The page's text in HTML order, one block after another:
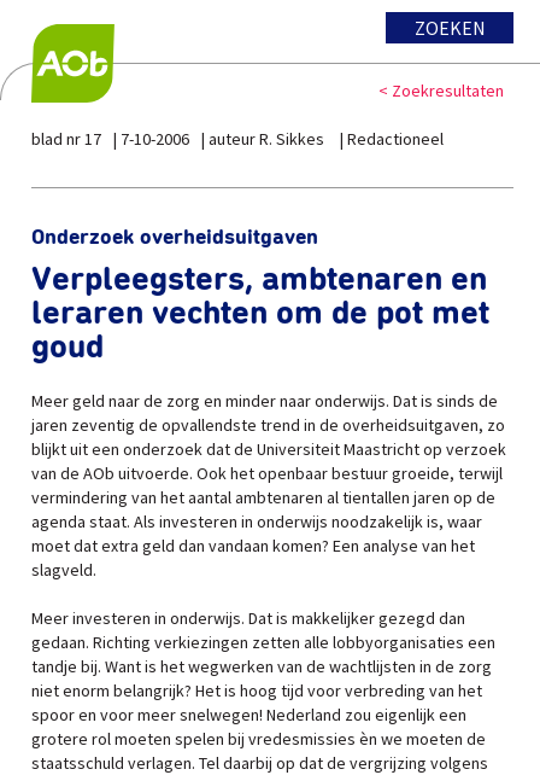
ZOEKEN
< Zoekresultaten
blad nr 17 7-10-2006 auteur R. Sikkes Redactioneel
Onderzoek overheidsuitgaven
Verpleegsters, ambtenaren en
leraren vechten om de pot met
goud
Meer geld naar de zorg en minder naar onderwijs. Dat is sinds de
jaren zeventig de opvallendste trend in de overheidsuitgaven, zo
blijkt uit een onderzoek dat de Universiteit Maastricht op verzoek
van de AOb uitvoerde. Ook het openbaar bestuur groeide, terwijl
vermindering van het aantal ambtenaren al tientallen jaren op de
agenda staat. Als investeren in onderwijs noodzakelijk is, waar
moet dat extra geld dan vandaan komen? Een analyse van het
slagveld.
Meer investeren in onderwijs. Dat is makkelijker gezegd dan
gedaan. Richting verkiezingen zetten alle lobbyorganisaties een
tandje bij. Want is het wegwerken van de wachtlijsten in de zorg
niet enorm belangrijk? Het is hoog tijd voor verbreding van het
spoor en voor meer snelwegen! Nederland zou eigenlijk een
grotere rol moeten spelen bij vredesmissies èn we moeten de
staatsschuld verlagen. Tel daarbij op dat de vergrijzing volgens